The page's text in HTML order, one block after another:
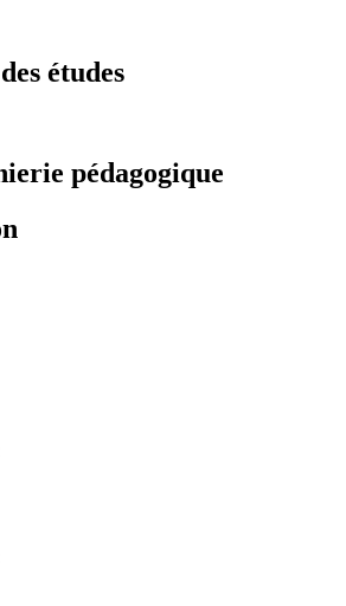
études
pédagogique